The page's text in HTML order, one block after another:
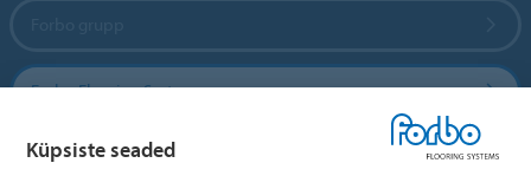
Forbo Flooring Systems
Forbo Movement Systems
Küpsiste seaded